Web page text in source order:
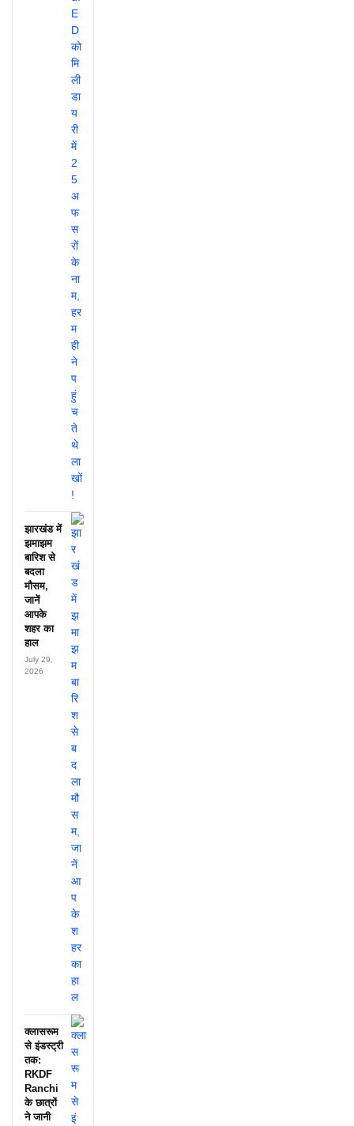
झारखंड में
झमाझम
बारिश से
बदला
मौसम,
जानें
आपके
शहर का
हाल
July 29,
2026
क्लासरूम
से इंडस्ट्री
तक:
RKDF
Ranchi
के छात्रों
ने जानी